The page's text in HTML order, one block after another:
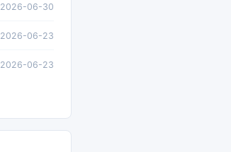
2026-06-30
2026-06-23
2026-06-23